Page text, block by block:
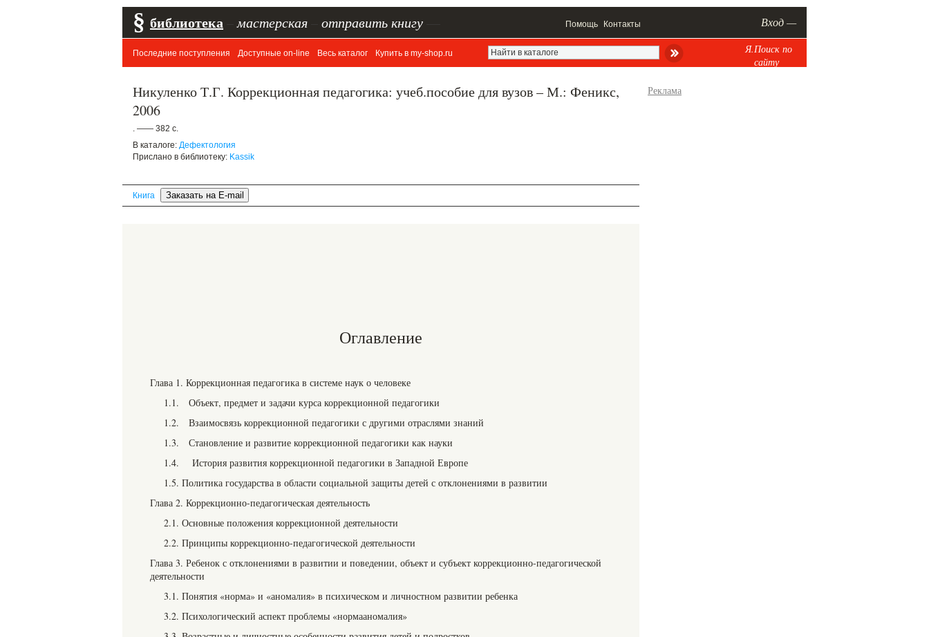
§ библиотека мастерская отправить книгу Помощь Контакты Вход —
Последние поступления Доступные on-line Весь каталог Купить в my-shop.ru
Я.Поиск по
сайту
Никуленко Т.Г. Коррекционная педагогика: учеб.пособие для вузов – М.: Феникс,
2006
. —— 382 с.
В каталоге: Дефектология
Прислано в библиотеку: Kassik
Книга
Оглавление
Глава 1. Коррекционная педагогика в системе наук о человеке
1.1. Объект, предмет и задачи курса коррекционной педагогики
1.2. Взаимосвязь коррекционной педагогики с другими отраслями знаний
1.3. Становление и развитие коррекционной педагогики как науки
1.4. История развития коррекционной педагогики в Западной Европе
1.5. Политика государства в области социальной защиты детей с отклонениями в развитии
Глава 2. Коррекционно-педагогическая деятельность
2.1. Основные положения коррекционной деятельности
2.2. Принципы коррекционно-педагогической деятельности
Глава 3. Ребенок с отклонениями в развитии и поведении, объект и субъект коррекционно-педагогической
деятельности
3.1. Понятия «норма» и «аномалия» в психическом и личностном развитии ребенка
3.2. Психологический аспект проблемы «нормааномалия»
Реклама